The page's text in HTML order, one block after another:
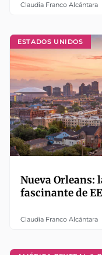
Claudia Franco Alcántara
ESTADOS UNIDOS
Nueva Orleans:
fascinante de
Claudia Franco Alcántara